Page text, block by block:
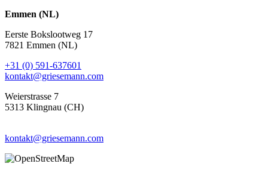
Emmen (NL)
Eerste Bokslootweg 17
7821 Emmen (NL)
+31 (0) 591-637601
kontakt@griesemann.com
Weierstrasse 7
5313 Klingnau (CH)
kontakt@griesemann.com